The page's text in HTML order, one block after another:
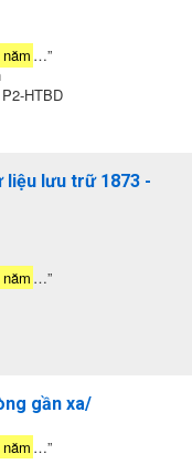
…”
HTBD
liệu lưu trữ 1873 -
…”
gần xa/
…”